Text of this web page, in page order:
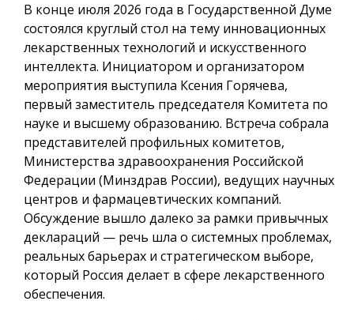
В конце июля 2026 года в Государственной Думе
состоялся круглый стол на тему инновационных
лекарственных технологий и искусственного
интеллекта. Инициатором и организатором
мероприятия выступила Ксения Горячева,
первый заместитель председателя Комитета по
науке и высшему образованию. Встреча собрала
представителей профильных комитетов,
Министерства здравоохранения Российской
Федерации (Минздрав России), ведущих научных
центров и фармацевтических компаний.
Обсуждение вышло далеко за рамки привычных
деклараций — речь шла о системных проблемах,
реальных барьерах и стратегическом выборе,
который Россия делает в сфере лекарственного
обеспечения.